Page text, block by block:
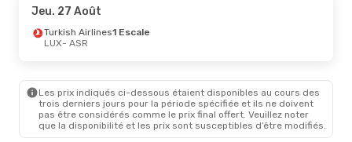
Turkish Airlines
LUX- ASR
Turkish Airlines1 Escale
ASR
- LUX
Jeu. 15 Oct.- Jeu. 15 Oct.
Turkish Airlines1 Escale
LUX- ASR
Turkish Airlines1 Escale
ASR- LUX
Jeu. 27 Août
Turkish Airlines1 Escale
LUX- ASR
Les prix indiqués ci-dessous étaient disponibles au cours des
trois derniers jours pour la période spécifiée et ils ne doivent
pas être considérés comme le prix final offert. Veuillez noter
que la disponibilité et les prix sont susceptibles d’être modifiés.